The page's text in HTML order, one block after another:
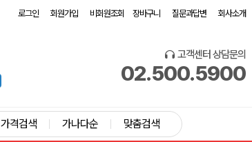
로그인 회원가입 비회원조회 장바구니 질문과답변 회사소개
고객센터 상담문의
02.500.5900
가격검색 가나다순 맞춤검색